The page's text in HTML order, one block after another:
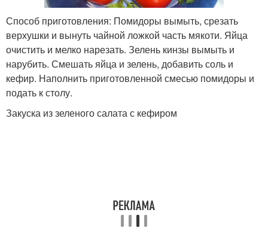
Способ приготовления: Помидоры вымыть, срезать
верхушки и вынуть чайной ложкой часть мякоти. Яйца
очистить и мелко нарезать. Зелень кинзы вымыть и
нарубить. Смешать яйца и зелень, добавить соль и
кефир. Наполнить приготовленной смесью помидоры и
подать к столу.
Закуска из зеленого салата с кефиром